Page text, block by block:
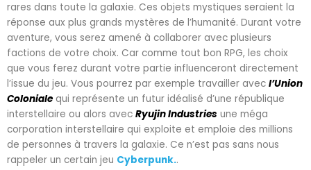
rares dans toute la galaxie. Ces objets mystiques seraient la
réponse aux plus grands mystères de l’humanité. Durant votre
aventure, vous serez amené à collaborer avec plusieurs
factions de votre choix. Car comme tout bon RPG, les choix
que vous ferez durant votre partie influenceront directement
l’issue du jeu. Vous pourrez par exemple travailler avec l’Union
Coloniale qui représente un futur idéalisé d’une république
interstellaire ou alors avec Ryujin Industries une méga
corporation interstellaire qui exploite et emploie des millions
de personnes à travers la galaxie. Ce n’est pas sans nous
rappeler un certain jeu Cyberpunk..